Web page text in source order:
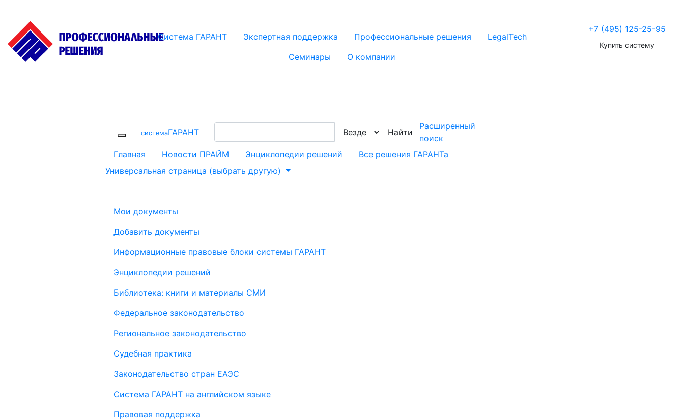
Система ГАРАНТ Экспертная поддержка Профессиональные решения
LegalTech
Семинары
О компании
+7 (495) 125-25-95
Купить систему
cистемаГАРАНТ Найти
Расширенный
поиск
Главная
Новости ПРАЙМ Энциклопедии решений
Все решения ГАРАНТа
Универсальная страница (выбрать другую)
Мои документы
Добавить документы
Информационные правовые блоки системы ГАРАНТ
Энциклопедии решений
Библиотека: книги и материалы СМИ
Федеральное законодательство
Региональное законодательство
Судебная практика
Законодательство стран ЕАЭС
Система ГАРАНТ на английском языке
Правовая поддержка